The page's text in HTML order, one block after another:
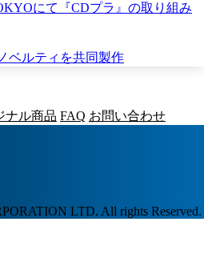
にて『CDプラ』の取り組み
ベルティを共同製作
ナル商品 FAQ お問い合わせ
LTD. All rights Reserved.